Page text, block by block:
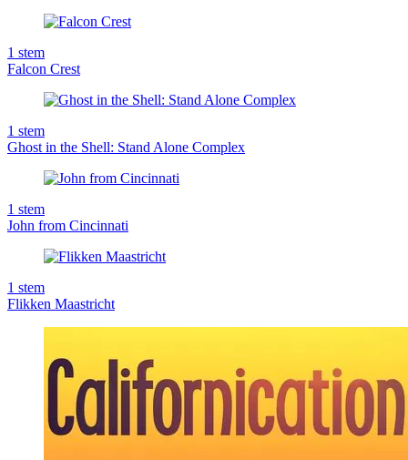
1 stem
Falcon Crest
1 stem
Ghost in the Shell: Stand Alone Complex
1 stem
John from Cincinnati
1 stem
Flikken Maastricht